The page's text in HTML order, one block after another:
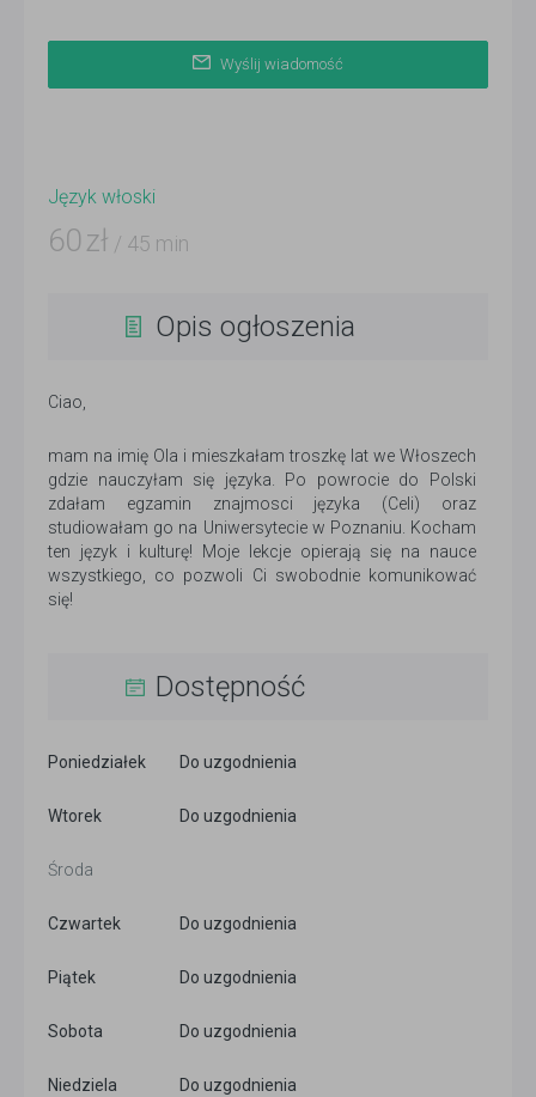
Wyślij wiadomość
Język włoski
60 zł / 45 min
Opis ogłoszenia
Ciao,
mam na imię Ola i mieszkałam troszkę lat we Włoszech
gdzie nauczyłam się języka. Po powrocie do Polski
zdałam egzamin znajmosci języka (Celi) oraz
studiowałam go na Uniwersytecie w Poznaniu. Kocham
ten język i kulturę! Moje lekcje opierają się na nauce
wszystkiego, co pozwoli Ci swobodnie komunikować
się!
Dostępność
Poniedziałek Do uzgodnienia
Wtorek Do uzgodnienia
Środa
Czwartek Do uzgodnienia
Piątek Do uzgodnienia
Sobota Do uzgodnienia
Niedziela Do uzgodnienia